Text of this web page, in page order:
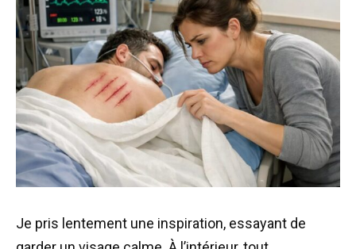
Je pris lentement une inspiration, essayant de